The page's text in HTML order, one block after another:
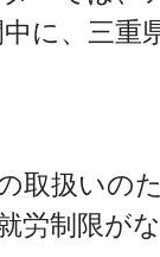
に、三重
取扱いの
労制限が